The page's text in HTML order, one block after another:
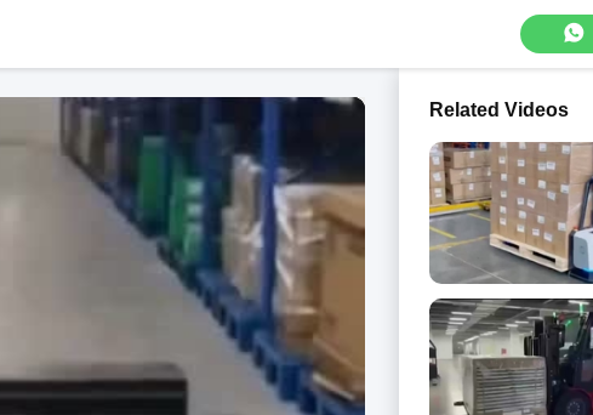
Related Videos